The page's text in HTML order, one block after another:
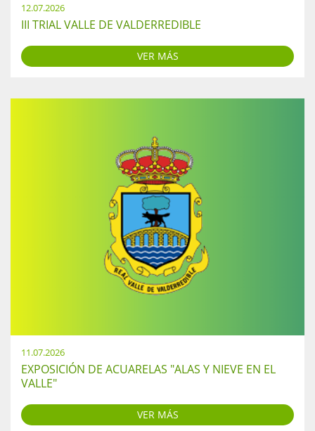
12.07.2026
III TRIAL VALLE DE VALDERREDIBLE
VER MÁS
11.07.2026
EXPOSICIÓN DE ACUARELAS "ALAS Y NIEVE EN EL
VALLE"
VER MÁS